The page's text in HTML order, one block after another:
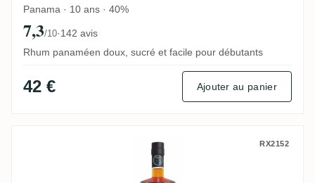
Panama · 10 ans · 40%
7,3/10·142 avis
Rhum panaméen doux, sucré et facile pour débutants
42 € Ajouter au panier
Malteco 10 Years - Añejo Suave RX2152